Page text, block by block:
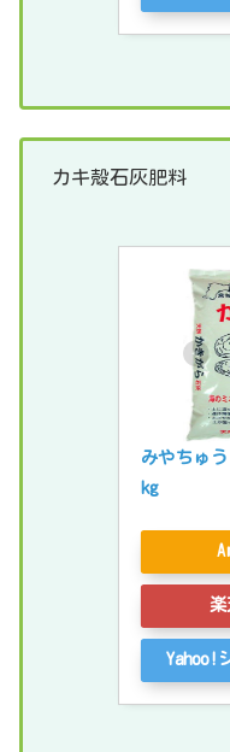
カキ殻石灰肥料
みやちゅ
kg
楽
Yahoo!